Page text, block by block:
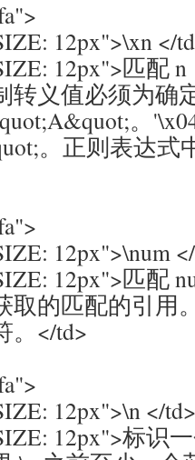
12px">\xn </
12px">匹配
转义值必须为确
。
。正则表达式
12px">\num
12px">匹配
取的匹配的引用
。</td>
12px">\n </td>
12px">标识